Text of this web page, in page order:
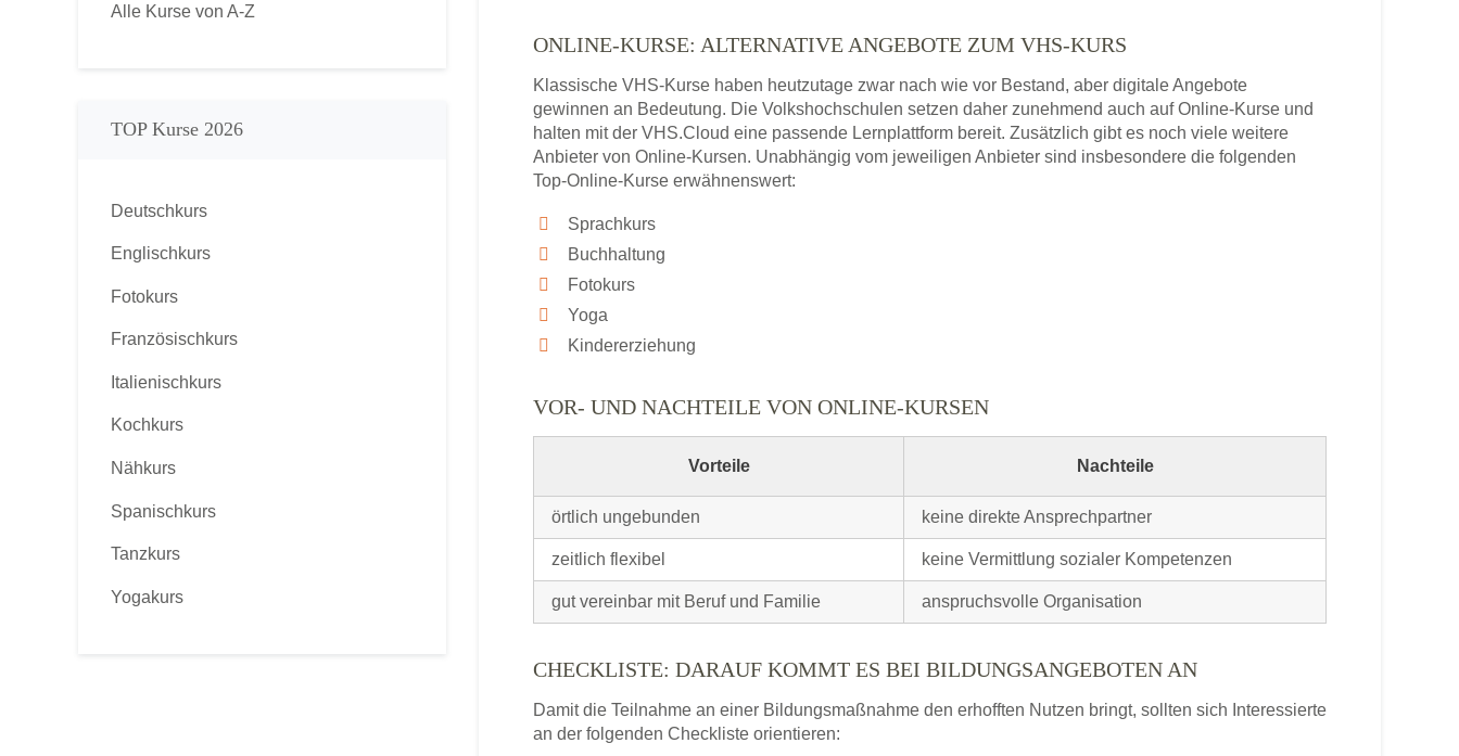
ONLINE-KURSE: ALTERNATIVE ANGEBOTE ZUM VHS-KURS
Klassische VHS-Kurse haben heutzutage zwar nach wie vor Bestand, aber digitale Angebote
gewinnen an Bedeutung. Die Volkshochschulen setzen daher zunehmend auch auf Online-Kurse und
halten mit der VHS.Cloud eine passende Lernplattform bereit. Zusätzlich gibt es noch viele weitere
Anbieter von Online-Kursen. Unabhängig vom jeweiligen Anbieter sind insbesondere die folgenden
Top-Online-Kurse erwähnenswert:
Sprachkurs
Buchhaltung
Fotokurs
Yoga
Kindererziehung
VOR- UND NACHTEILE VON ONLINE-KURSEN
Vorteile Nachteile
örtlich ungebunden keine direkte Ansprechpartner
zeitlich flexibel keine Vermittlung sozialer Kompetenzen
gut vereinbar mit Beruf und Familie anspruchsvolle Organisation
CHECKLISTE: DARAUF KOMMT ES BEI BILDUNGSANGEBOTEN AN
Damit die Teilnahme an einer Bildungsmaßnahme den erhofften Nutzen bringt, sollten sich Interessierte
an der folgenden Checkliste orientieren:
Alle Kurse von A-Z
TOP Kurse 2026
Deutschkurs
Englischkurs
Fotokurs
Französischkurs
Italienischkurs
Kochkurs
Nähkurs
Spanischkurs
Tanzkurs
Yogakurs